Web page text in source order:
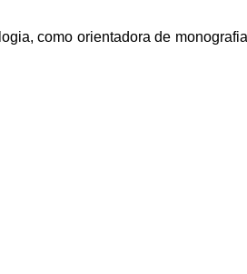
como orientadora de